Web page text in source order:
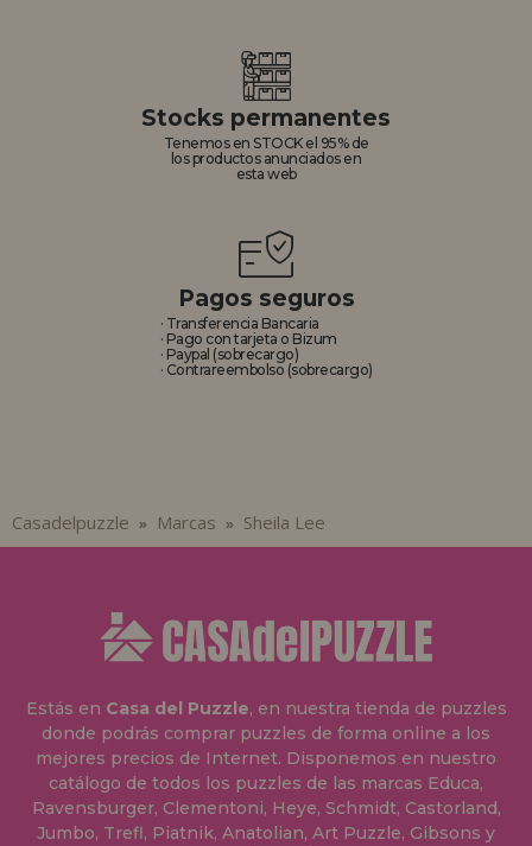
Stocks permanentes
Tenemos en STOCK el 95% de
los productos anunciados en
esta web
Pagos seguros
· Transferencia Bancaria
· Pago con tarjeta o Bizum
· Paypal (sobrecargo)
· Contrareembolso (sobrecargo)
Casadelpuzzle » Marcas » Sheila Lee
Estás en Casa del Puzzle, en nuestra tienda de puzzles
donde podrás comprar puzzles de forma online a los
mejores precios de Internet. Disponemos en nuestro
catálogo de todos los puzzles de las marcas Educa,
Ravensburger, Clementoni, Heye, Schmidt, Castorland,
Jumbo, Trefl, Piatnik, Anatolian, Art Puzzle, Gibsons y